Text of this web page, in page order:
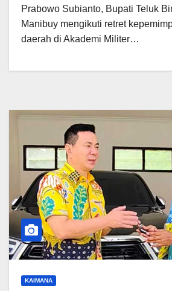
Prabowo Subianto, Bupati Teluk
Manibuy mengikuti retret
daerah di Akademi Militer…
KAIMANA